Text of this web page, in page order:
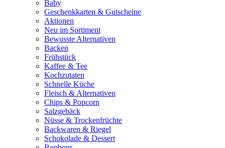
Baby
Geschenkkarten & Gutscheine
Aktionen
Neu im Sortiment
Bewusste Alternativen
Backen
Frühstück
Kaffee & Tee
Kochzutaten
Schnelle Küche
Fleisch & Alternativen
Chips & Popcorn
Salzgebäck
Nüsse & Trockenfrüchte
Backwaren & Riegel
Schokolade & Dessert